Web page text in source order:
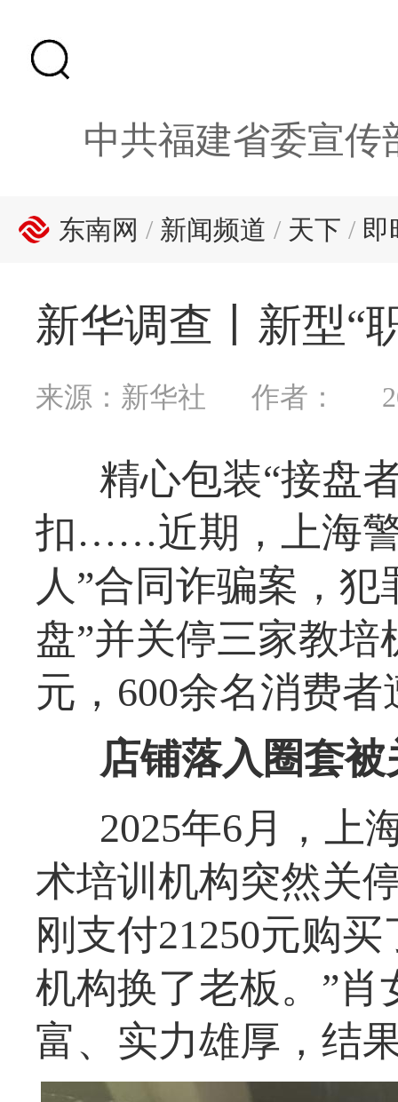
中共福建省委宣传
东南网 / 新闻频道 / 天下 / 即
新华调查丨新型“
来源：新华社 作者：
精心包装“接盘
扣……近期，上海警
人”合同诈骗案，
盘”并关停三家教
元，600余名消费
店铺落入圈套被
2025年6月，上
术培训机构突然关
刚支付21250元购
机构换了老板。”
富、实力雄厚，结